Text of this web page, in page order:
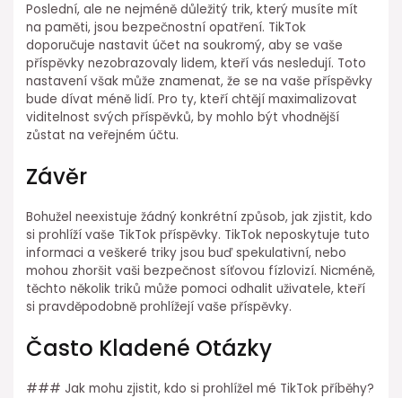
Poslední, ale ne nejméně důležitý trik, který musíte mít
na paměti, jsou bezpečnostní opatření. TikTok
doporučuje nastavit účet na soukromý, aby se vaše
příspěvky nezobrazovaly lidem, kteří vás nesledují. Toto
nastavení však může znamenat, že se na vaše příspěvky
bude dívat méně lidí. Pro ty, kteří chtějí maximalizovat
viditelnost svých příspěvků, by mohlo být vhodnější
zůstat na veřejném účtu.
Závěr
Bohužel neexistuje žádný konkrétní způsob, jak zjistit, kdo
si prohlíží vaše TikTok příspěvky. TikTok neposkytuje tuto
informaci a veškeré triky jsou buď spekulativní, nebo
mohou zhoršit vaši bezpečnost síťovou fízlovizí. Nicméně,
těchto několik triků může pomoci odhalit uživatele, kteří
si pravděpodobně prohlížejí vaše příspěvky.
Často Kladené Otázky
### Jak mohu zjistit, kdo si prohlížel mé TikTok příběhy?